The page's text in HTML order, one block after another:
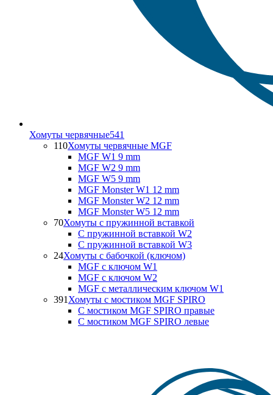
Хомуты червячные541
110Хомуты червячные MGF
MGF W1 9 mm
MGF W2 9 mm
MGF W5 9 mm
MGF Monster W1 12 mm
MGF Monster W2 12 mm
MGF Monster W5 12 mm
70Хомуты с пружинной вставкой
С пружинной вставкой W2
С пружинной вставкой W3
24Хомуты с бабочкой (ключом)
MGF с ключом W1
MGF с ключом W2
MGF с металлическим ключом W1
391 Хомуты с мостиком MGF SPIRO
С мостиком MGF SPIRO правые
С мостиком MGF SPIRO левые